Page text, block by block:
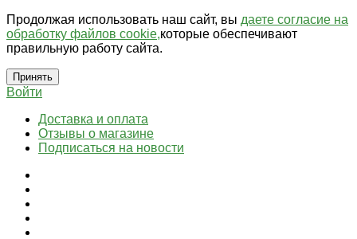
Продолжая использовать наш сайт, вы даете согласие на
обработку файлов cookie,которые обеспечивают
правильную работу сайта.
Принять
Войти
Доставка и оплата
Отзывы о магазине
Подписаться на новости